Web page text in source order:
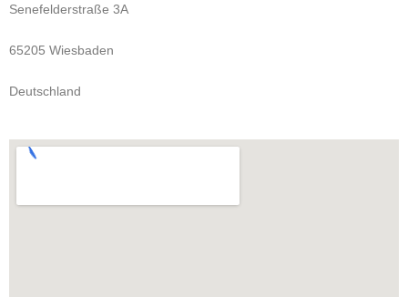
Senefelderstraße 3A
65205 Wiesbaden
Deutschland